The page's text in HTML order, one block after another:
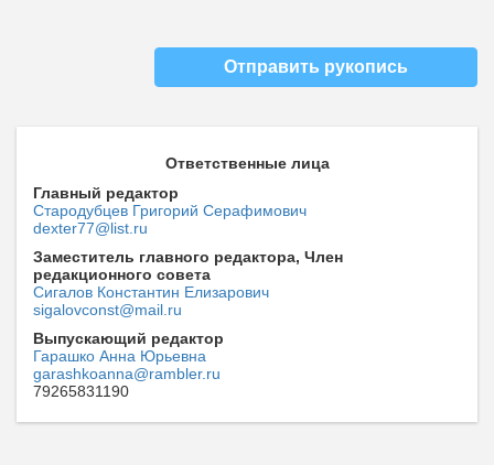
Отправить рукопись
Ответственные лица
Главный редактор
Стародубцев Григорий Серафимович
dexter77@list.ru
Заместитель главного редактора, Член
редакционного совета
Сигалов Константин Елизарович
sigalovconst@mail.ru
Выпускающий редактор
Гарашко Анна Юрьевна
garashkoanna@rambler.ru
79265831190